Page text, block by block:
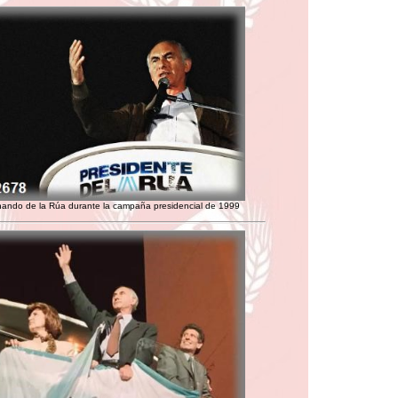
de la Rúa durante la campaña presidencial de 1999